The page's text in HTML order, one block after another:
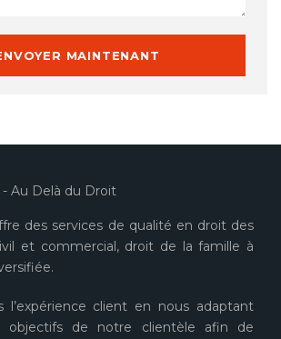
des services de qualité en droit des
et commercial, droit de la famille à
l’expérience client en nous adaptant
objectifs de notre clientèle afin de